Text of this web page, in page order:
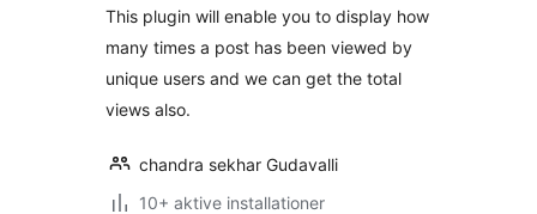
This plugin will enable you to display how
many times a post has been viewed by
unique users and we can get the total
views also.
chandra sekhar Gudavalli
10+ aktive installationer